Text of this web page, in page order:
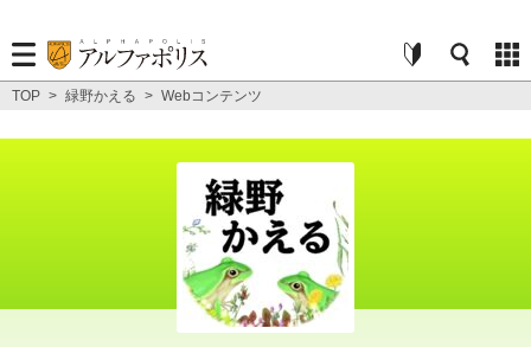
TOP > 緑野かえる > Webコンテンツ